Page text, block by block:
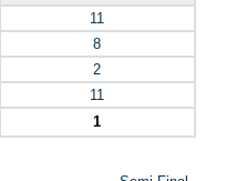
11
8
2
11
1